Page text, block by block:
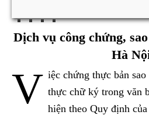
Dịch vụ công chứng,
Hà
V iệc chứng thực bản
thực chữ ký trong văn
hiện theo Quy định